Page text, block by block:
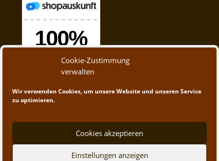
Cookie-Zustimmung
verwalten
Wir verwenden Cookies, um unsere Website und unseren Service
zu optimieren.
Cookies akzeptieren
Einstellungen anzeigen